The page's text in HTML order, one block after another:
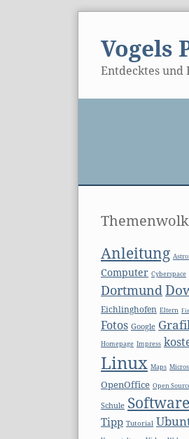
Vogels
Entdecktes und
Seitenleiste
Anleitung
Computer Cyberspace
Dortmund
Eichlinghofen Eltern
Fotos Google
Homepage Impress
Linux Maps
OpenOffice Open
Schule Software
Tipp Tutorial